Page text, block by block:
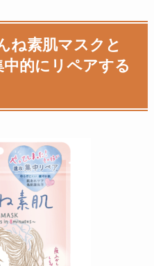
ね素肌マスクと
的にリペアする